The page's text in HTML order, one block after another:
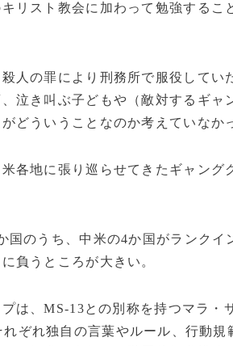
リスト教会に加わって勉強するこ
人の罪により刑務所で服役してい
泣き叫ぶ子どもや（敵対するギャ
どういうことなのか考えていなか
各地に張り巡らせてきたギャング
のうち、中米の4か国がランクイ
負うところが大きい。
は、MS-13との別称を持つマラ・
ぞれ独自の言葉やルール、行動規